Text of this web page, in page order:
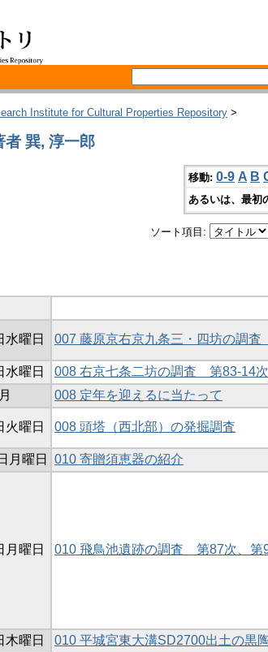
Institute for Cultural Properties Repository >
者 巽, 淳一郎
移動: 0-9 A B
あるいは、最初
ソート項目:
水曜日 007 藤原京右京九条三・四坊の調
水曜日
008 右京七条二坊の調査 第83-14次
008 定年を迎えるに当たって
火曜日 008 頭塔（西北部）の発掘調査
月曜日
010 寄贈須恵器の紹介
月曜日 010 飛鳥池遺跡の調査 第87次、第
木曜日
010 平城宮東大溝SD2700出土の黒